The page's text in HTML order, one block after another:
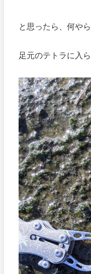
と思ったら、何や
足元のテトラに入